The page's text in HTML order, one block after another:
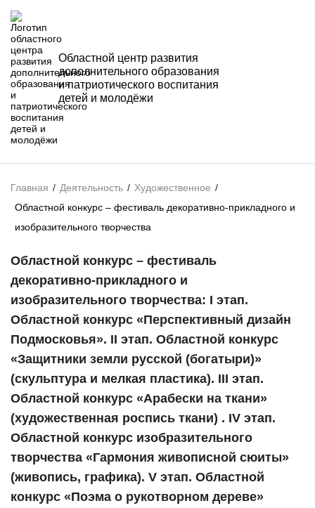
Областной центр развития
дополнительного образования
и патриотического воспитания
детей и молодёжи
Главная / Деятельность / Художественное /
Областной конкурс – фестиваль декоративно-прикладного и
изобразительного творчества
Областной конкурс – фестиваль
декоративно-прикладного и
изобразительного творчества: I этап.
Областной конкурс «Перспективный дизайн
Подмосковья». II этап. Областной конкурс
«Защитники земли русской (богатыри)»
(скульптура и мелкая пластика). III этап.
Областной конкурс «Арабески на ткани»
(художественная роспись ткани) . IV этап.
Областной конкурс изобразительного
творчества «Гармония живописной сюиты»
(живопись, графика). V этап. Областной
конкурс «Поэма о рукотворном дереве»